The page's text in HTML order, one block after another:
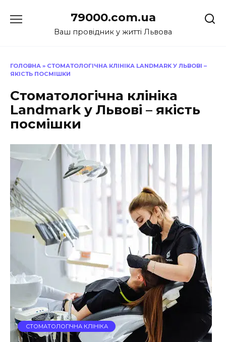
до
79000.com.ua
Ваш провідник у житті Львова
ГОЛОВНА » СТОМАТОЛОГІЧНА КЛІНІКА LANDMARK У ЛЬВОВІ –
ЯКІСТЬ ПОСМІШКИ
Стоматологічна клініка
Landmark у Львові – якість
посмішки
СТОМАТОЛОГІЧНА КЛІНІКА